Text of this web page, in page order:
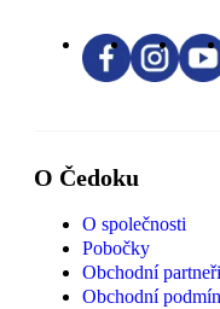
O Čedoku
O společnosti
Pobočky
Obchodní partneři
Obchodní